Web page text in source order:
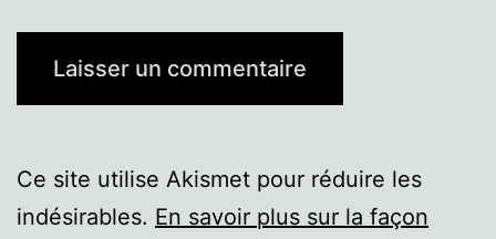
Ce site utilise Akismet pour réduire les
indésirables. En savoir plus sur la façon